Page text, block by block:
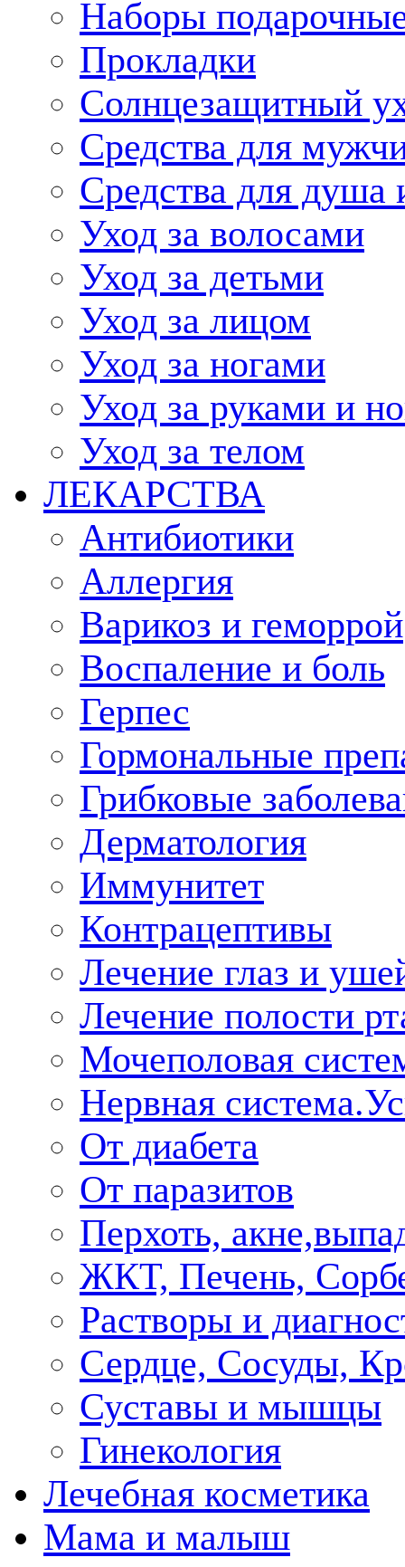
Наборы
Прокладки
Солнцезащитный
Средства для
Средства для душа
Уход за волосами
Уход за детьми
Уход за лицом
Уход за ногами
Уход за руками и
Уход за телом
ЛЕКАРСТВА
Антибиотики
Аллергия
Варикоз и геморрой
Воспаление и боль
Герпес
Гормональные
Грибковые
Дерматология
Иммунитет
Контрацептивы
Лечение глаз и
Лечение полости
Мочеполовая
Нервная
От диабета
От паразитов
Перхоть,
ЖКТ, Печень,
Растворы и
Сердце, Сосуды,
Суставы и мышцы
Гинекология
Лечебная косметика
Мама и малыш